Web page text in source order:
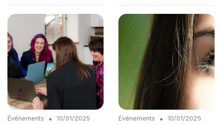
Événements •
10/01/2025
Événements •
10/01/2025